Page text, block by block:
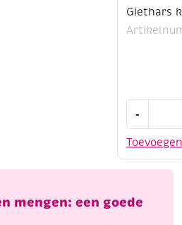
Giethars
Toevoegen
-
groen,
ml
mengen: een goede